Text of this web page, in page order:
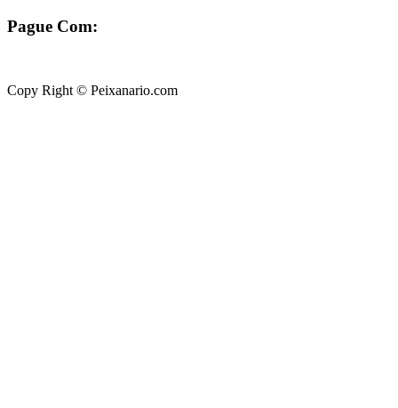
Pague Com:
Copy Right © Peixanario.com